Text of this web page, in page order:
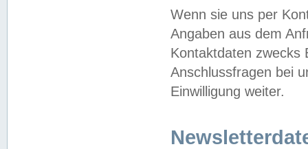
Wenn sie uns per
Angaben aus dem
Kontaktdaten zwecks
Anschlussfragen bei
Einwilligung weiter.